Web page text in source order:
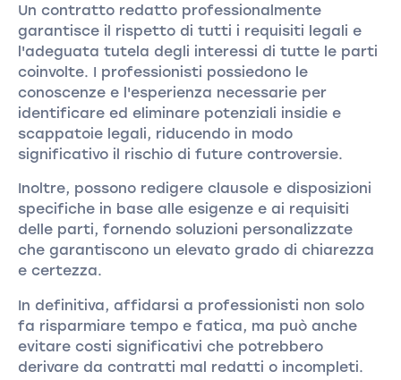
Un contratto redatto professionalmente
garantisce il rispetto di tutti i requisiti legali e
l'adeguata tutela degli interessi di tutte le parti
coinvolte. I professionisti possiedono le
conoscenze e l'esperienza necessarie per
identificare ed eliminare potenziali insidie e
scappatoie legali, riducendo in modo
significativo il rischio di future controversie.
Inoltre, possono redigere clausole e disposizioni
specifiche in base alle esigenze e ai requisiti
delle parti, fornendo soluzioni personalizzate
che garantiscono un elevato grado di chiarezza
e certezza.
In definitiva, affidarsi a professionisti non solo
fa risparmiare tempo e fatica, ma può anche
evitare costi significativi che potrebbero
derivare da contratti mal redatti o incompleti.